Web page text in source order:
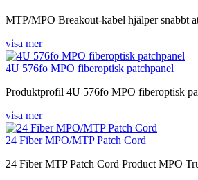
MTP/MPO Breakout-kabel hjälper snabbt
visa mer
4U 576fo MPO fiberoptisk patchpanel
Produktprofil 4U 576fo MPO fiberoptisk
visa mer
24 Fiber MPO/MTP Patch Cord
24 Fiber MTP Patch Cord Product MPO